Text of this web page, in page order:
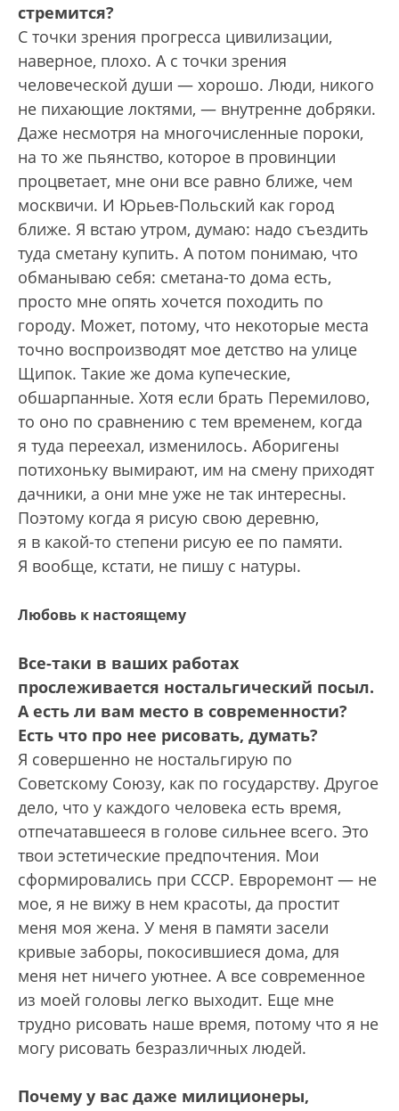
стремится?
С точки зрения прогресса цивилизации,
наверное, плохо. А с точки зрения
человеческой души — хорошо. Люди, никого
не пихающие локтями, — внутренне добряки.
Даже несмотря на многочисленные пороки,
на то же пьянство, которое в провинции
процветает, мне они все равно ближе, чем
москвичи. И Юрьев-Польский как город
ближе. Я встаю утром, думаю: надо съездить
туда сметану купить. А потом понимаю, что
обманываю себя: сметана-то дома есть,
просто мне опять хочется походить по
городу. Может, потому, что некоторые места
точно воспроизводят мое детство на улице
Щипок. Такие же дома купеческие,
обшарпанные. Хотя если брать Перемилово,
то оно по сравнению с тем временем, когда
я туда переехал, изменилось. Аборигены
потихоньку вымирают, им на смену приходят
дачники, а они мне уже не так интересны.
Поэтому когда я рисую свою деревню,
я в какой-то степени рисую ее по памяти.
Я вообще, кстати, не пишу с натуры.
Любовь к настоящему
Все-таки в ваших работах
прослеживается ностальгический посыл.
А есть ли вам место в современности?
Есть что про нее рисовать, думать?
Я совершенно не ностальгирую по
Советскому Союзу, как по государству. Другое
дело, что у каждого человека есть время,
отпечатавшееся в голове сильнее всего. Это
твои эстетические предпочтения. Мои
сформировались при СССР. Евроремонт — не
мое, я не вижу в нем красоты, да простит
меня моя жена. У меня в памяти засели
кривые заборы, покосившиеся дома, для
меня нет ничего уютнее. А все современное
из моей головы легко выходит. Еще мне
трудно рисовать наше время, потому что я не
могу рисовать безразличных людей.
Почему у вас даже милиционеры,